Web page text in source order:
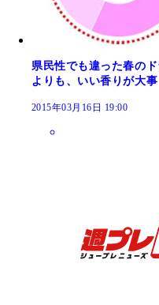
県民性でも違った春の
よりも、いい香りが大事
2015年03月16日 19:00